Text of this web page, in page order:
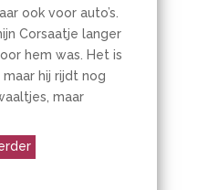
ook voor auto’s.
Corsaatje langer
hem was. Het is
hij rijdt nog
maar